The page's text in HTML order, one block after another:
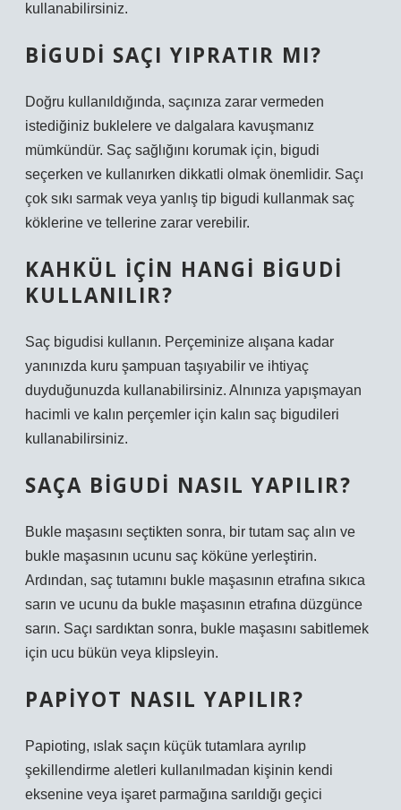
kullanabilirsiniz.
BIGUDI SAÇI YIPRATIR MI?
Doğru kullanıldığında, saçınıza zarar vermeden
istediğiniz buklelere ve dalgalara kavuşmanız
mümkündür. Saç sağlığını korumak için, bigudi
seçerken ve kullanırken dikkatli olmak önemlidir. Saçı
çok sıkı sarmak veya yanlış tip bigudi kullanmak saç
köklerine ve tellerine zarar verebilir.
KAHKÜL IÇIN HANGI BIGUDI
KULLANILIR?
Saç bigudisi kullanın. ‌Perçeminize alışana kadar
yanınızda kuru şampuan taşıyabilir ve ihtiyaç
duyduğunuzda kullanabilirsiniz. Alnınıza yapışmayan
hacimli ve kalın perçemler için kalın saç bigudileri
kullanabilirsiniz.
SAÇA BIGUDI NASIL YAPILIR?
Bukle maşasını seçtikten sonra, bir tutam saç alın ve
bukle maşasının ucunu saç köküne yerleştirin.
Ardından, saç tutamını bukle maşasının etrafına sıkıca
sarın ve ucunu da bukle maşasının etrafına düzgünce
sarın. Saçı sardıktan sonra, bukle maşasını sabitlemek
için ucu bükün veya klipsleyin.
PAPIYOT NASIL YAPILIR?
Papioting, ıslak saçın küçük tutamlara ayrılıp
şekillendirme aletleri kullanılmadan kişinin kendi
eksenine veya işaret parmağına sarıldığı geçici